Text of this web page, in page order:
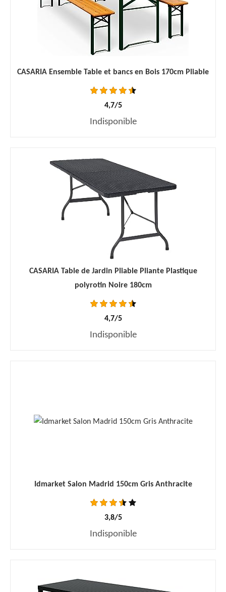
CASARIA Ensemble Table et bancs en Bois 170cm Pliable
4,7/5
Indisponible
CASARIA Table de Jardin Pliable Pliante Plastique
polyrotin Noire 180cm
4,7/5
Indisponible
Idmarket Salon Madrid 150cm Gris Anthracite
3,8/5
Indisponible